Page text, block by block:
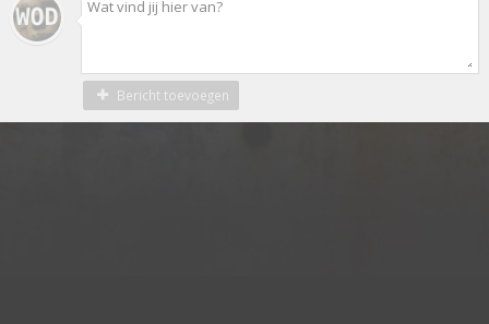
Bericht toevoegen